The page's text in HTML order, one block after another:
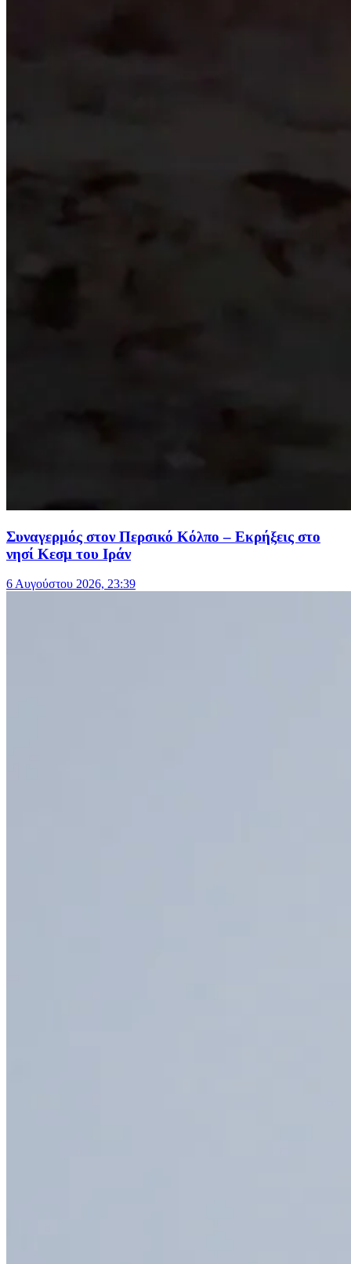
Συναγερμός στον Περσικό Κόλπο – Εκρήξεις στο
νησί Κεσμ του Ιράν
6 Αυγούστου 2026, 23:39